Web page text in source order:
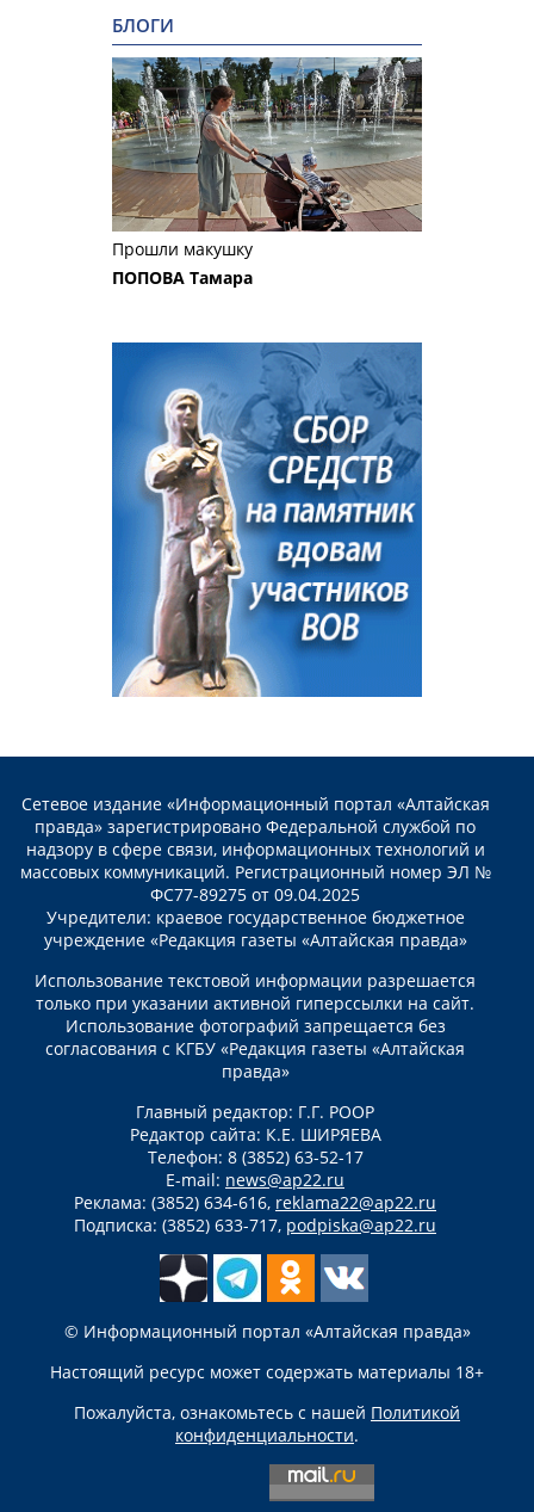
БЛОГИ
Прошли макушку
ПОПОВА Тамара
Сетевое издание «Информационный портал «Алтайская
правда» зарегистрировано Федеральной службой по
надзору в сфере связи, информационных технологий и
массовых коммуникаций. Регистрационный номер ЭЛ №
ФС77-89275 от 09.04.2025
Учредители: краевое государственное бюджетное
учреждение «Редакция газеты «Алтайская правда»
Использование текстовой информации разрешается
только при указании активной гиперссылки на сайт.
Использование фотографий запрещается без
согласования с КГБУ «Редакция газеты «Алтайская
правда»
Главный редактор: Г.Г. РООР
Редактор сайта: К.Е. ШИРЯЕВА
Телефон: 8 (3852) 63-52-17
E-mail: news@ap22.ru
Реклама: (3852) 634-616, reklama22@ap22.ru
Подписка: (3852) 633-717, podpiska@ap22.ru
© Информационный портал «Алтайская правда»
Настоящий ресурс может содержать материалы 18+
Пожалуйста, ознакомьтесь с нашей Политикой
конфиденциальности.